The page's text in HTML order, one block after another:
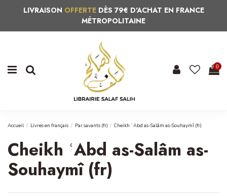
LIVRAISON OFFERTEDÈS 79€ D'ACHAT EN FRANCE
MÉTROPOLITAINE
0
Accueil Livres en français Par savants (fr) Cheikh ʿAbd as-Salâm as-Souhaymî (fr)
Cheikh ʿAbd as-Salâm as-
Souhaymî (fr)